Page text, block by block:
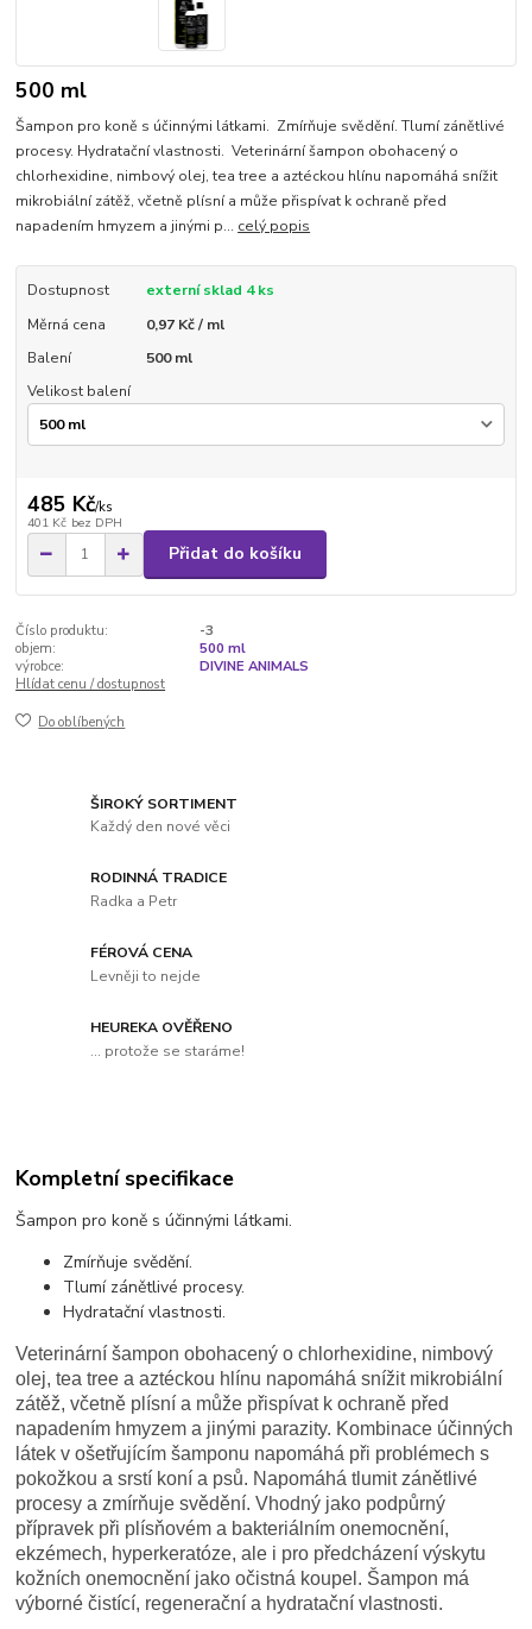
500 ml
Šampon pro koně s účinnými látkami. Zmírňuje svědění. Tlumí zánětlivé
procesy. Hydratační vlastnosti. Veterinární šampon obohacený o
chlorhexidine, nimbový olej, tea tree a aztéckou hlínu napomáhá snížit
mikrobiální zátěž, včetně plísní a může přispívat k ochraně před
napadením hmyzem a jinými p... celý popis
Dostupnost
externí sklad 4 ks
Měrná cena
0,97 Kč / ml
Balení
500 ml
Velikost balení
485 Kč/ks
401 Kč bez DPH
Přidat do košíku
Číslo produktu:
-3
objem:
500 ml
výrobce:
DIVINE ANIMALS
Hlídat cenu / dostupnost
Do oblíbených
ŠIROKÝ SORTIMENT
Každý den nové věci
RODINNÁ TRADICE
Radka a Petr
FÉROVÁ CENA
Levněji to nejde
HEUREKA OVĚŘENO
... protože se staráme!
Kompletní specifikace
Šampon pro koně s účinnými látkami.
Zmírňuje svědění.
Tlumí zánětlivé procesy.
Hydratační vlastnosti.
Veterinární šampon obohacený o chlorhexidine, nimbový
olej, tea tree a aztéckou hlínu napomáhá snížit mikrobiální
zátěž, včetně plísní a může přispívat k ochraně před
napadením hmyzem a jinými parazity. Kombinace účinných
látek v ošetřujícím šamponu napomáhá při problémech s
pokožkou a srstí koní a psů. Napomáhá tlumit zánětlivé
procesy a zmírňuje svědění. Vhodný jako podpůrný
přípravek při plísňovém a bakteriálním onemocnění,
ekzémech, hyperkeratóze, ale i pro předcházení výskytu
kožních onemocnění jako očistná koupel. Šampon má
výborné čistící, regenerační a hydratační vlastnosti.